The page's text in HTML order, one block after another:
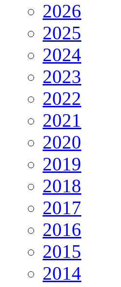
2026
2025
2024
2023
2022
2021
2020
2019
2018
2017
2016
2015
2014